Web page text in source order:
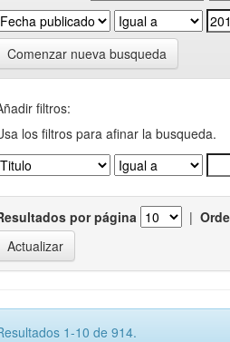
Comenzar nueva busqueda
filtros:
los filtros para afinar la busqueda.
por página |
1-10 de 914.